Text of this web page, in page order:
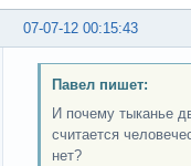
07-07-12 00:15:43
Павел пишет:
И почему тыканье
считается
нет?